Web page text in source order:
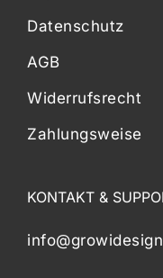
Datenschutz
AGB
Widerrufsrecht
Zahlungsweise
KONTAKT &